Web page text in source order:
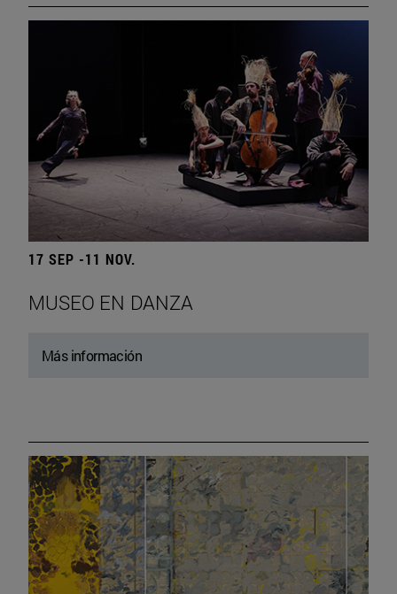
17 SEP -11 NOV.
MUSEO EN DANZA
Más información